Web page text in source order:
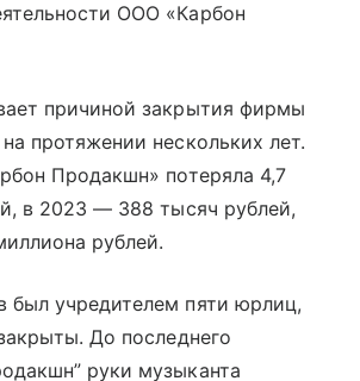
ООО «Карбон
причиной закрытия фирмы
протяжении нескольких лет.
Продакшн» потеряла 4,7
в 2023 — 388 тысяч рублей,
рублей.
был учредителем пяти юрлиц,
До последнего
руки музыканта